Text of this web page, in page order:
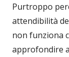
Purtroppo
attendibilità
non funziona
approfondire